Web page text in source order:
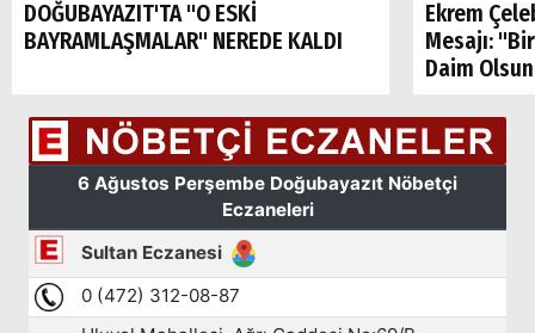
DOĞUBAYAZIT'TA "O ESKİ
BAYRAMLAŞMALAR" NEREDE KALDI
Ekrem
Mesajı:
Daim